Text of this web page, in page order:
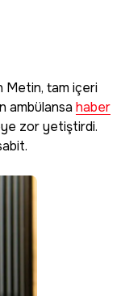
Metin, tam içeri
ambülansa haber
zor yetiştirdi.